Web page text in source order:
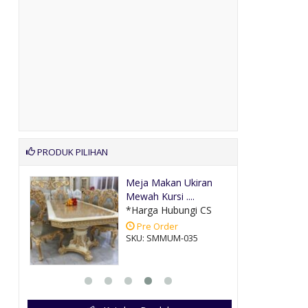
PRODUK PILIHAN
Meja Makan Ukiran
Mewah Kursi ....
*Harga Hubungi CS
Pre Order
SKU: SMMUM-035